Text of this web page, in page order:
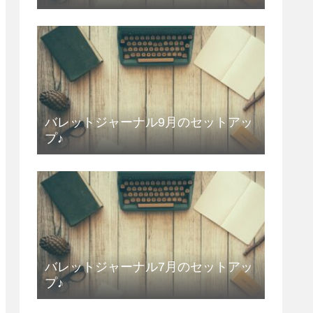
バレットジャーナル9月のセットアッ
プ♪
バレットジャーナル7月のセットアッ
プ♪